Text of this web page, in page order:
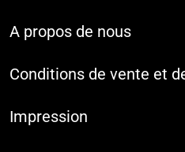
A propos de nous
Conditions de vente et
Impression